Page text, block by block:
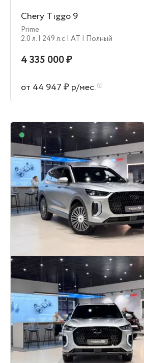
Chery Tiggo 9
Prime
2.0 л. | 249 л.c | AT | Полный
4 335 000 ₽
от 44 947 ₽ р/мес.
В наличии